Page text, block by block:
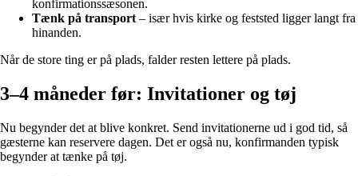
konfirmationssæsonen.
Tænk på transport– især hvis kirke og feststed ligger langt fra
hinanden.
Når de store ting er på plads, falder resten lettere på plads.
3–4 måneder før: Invitationer og tøj
Nu begynder det at blive konkret. Send invitationerne ud i god tid, så
gæsterne kan reservere dagen. Det er også nu, konfirmanden typisk
begynder at tænke på tøj.